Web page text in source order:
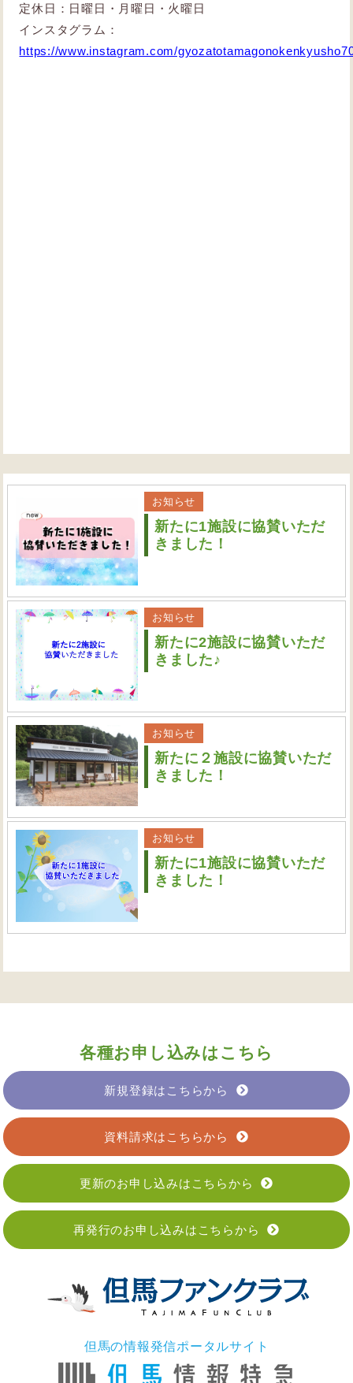
定休日：日曜日・月曜日・火曜日
インスタグラム：
https://www.instagram.com/
お知らせ
新たに1施設に協賛いただ
きました！
お知らせ
新たに2施設に協賛いただ
きました♪
お知らせ
新たに２施設に協賛いただ
きました！
お知らせ
新たに1施設に協賛いただ
きました！
各種お申し込みはこちら
新規登録はこちらから
資料請求はこちらから
更新のお申し込みはこちらから
再発行のお申し込みはこちらから
但馬の情報発信ポータルサイト